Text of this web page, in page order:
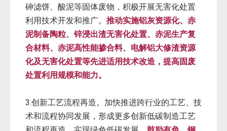
砷滤饼、酸泥等固体废物，积极开展无害化处置
利用技术开发和推广。 推动实施铝灰资源化、赤
泥制备陶粒、锌浸出渣无害化处置、赤泥生产复
合材料、赤泥高性能掺合料、电解铝大修渣资源
化及无害化处置等先进适用技术改造，提高固废
处置利用规模和能力。
3.创新工艺流程再造。加快推进跨行业的工艺、技
术和流程协同发展，形成更多创新低碳制造工艺